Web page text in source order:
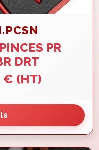
PR
DRT
€ (HT)